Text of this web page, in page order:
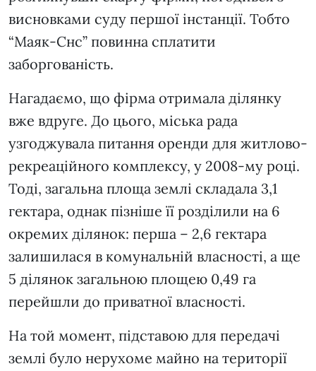
висновками суду першої інстанції. Тобто
“Маяк-Снс” повинна сплатити
заборгованість.
Нагадаємо, що фірма отримала ділянку
вже вдруге. До цього, міська рада
узгоджувала питання оренди для житлово-
рекреаційного комплексу, у 2008-му році.
Тоді, загальна площа землі складала 3,1
гектара, однак пізніше її розділили на 6
окремих ділянок: перша – 2,6 гектара
залишилася в комунальній власності, а ще
5 ділянок загальною площею 0,49 га
перейшли до приватної власності.
На той момент, підставою для передачі
землі було нерухоме майно на території